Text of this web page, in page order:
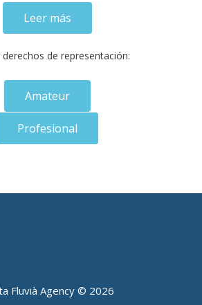
Leer más
derechos de representación:
Amateur
Profesional
Fluvià Agency © 2026